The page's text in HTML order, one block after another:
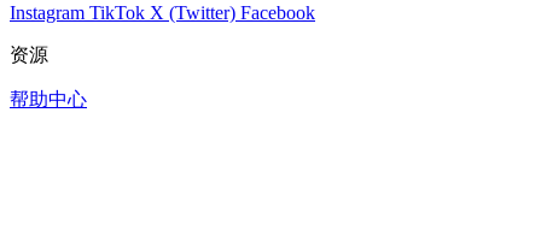
Instagram TikTok X (Twitter) Facebook
资源
帮助中心